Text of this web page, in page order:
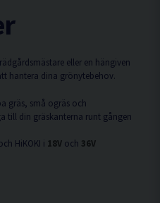
eller en hängiven
hantera dina grönytebehov.
gräs, små ogräs och
till din gräskanterna runt gången
HiKOKI i 18V och 36V